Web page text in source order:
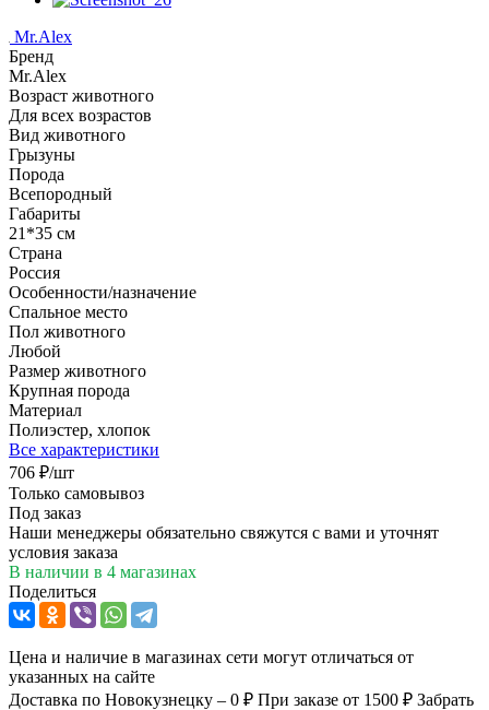
Mr.Alex
Бренд
Mr.Alex
Возраст животного
Для всех возрастов
Вид животного
Грызуны
Порода
Всепородный
Габариты
21*35 см
Страна
Россия
Особенности/назначение
Спальное место
Пол животного
Любой
Размер животного
Крупная порода
Материал
Полиэстер, хлопок
Все характеристики
706 ₽/шт
Только самовывоз
Под заказ
Наши менеджеры обязательно свяжутся с вами и уточнят
условия заказа
В наличии в 4 магазинах
Поделиться
Цена и наличие в магазинах сети могут отличаться от
указанных на сайте
Доставка по Новокузнецку – 0 ₽ При заказе от 1500 ₽ Забрать